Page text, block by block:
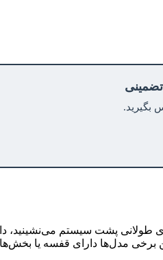
بگیرید.
طولانی پشت سیستم
برخی مدل‌ها دارای قفسه یا